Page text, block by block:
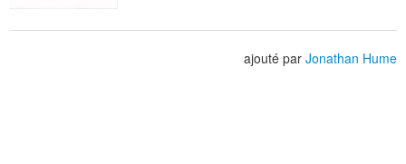
ajouté par Jonathan Hume